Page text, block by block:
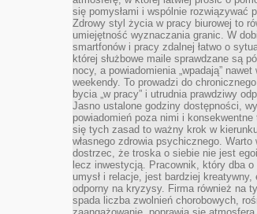
się pomysłami i wspólnie rozwiązywać
Zdrowy styl życia w pracy biurowej to
umiejętność wyznaczania granic. W
smartfonów i pracy zdalnej łatwo o
której służbowe maile sprawdzane są
nocy, a powiadomienia „wpadają” nawet
weekendy. To prowadzi do
bycia „w pracy” i utrudnia prawdziwy
Jasno ustalone godziny dostępności,
powiadomień poza nimi i konsekwentne
się tych zasad to ważny krok w
własnego zdrowia psychicznego. Warto
dostrzec, że troska o siebie nie jest
lecz inwestycją. Pracownik, który dba o
umysł i relacje, jest bardziej kreatywny,
odporny na kryzysy. Firma również na
spada liczba zwolnień chorobowych,